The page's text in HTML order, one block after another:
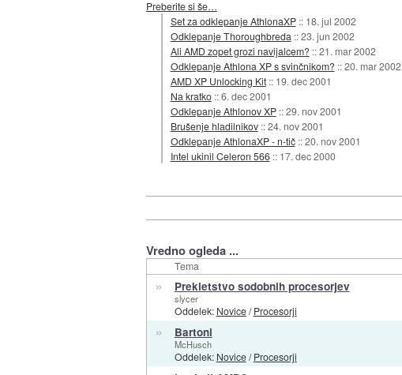
Preberite si še…
Set za odklepanje AthlonaXP :: 18. jul 2002
Odklepanje Thoroughbreda ::23. jun 2002
Ali AMD zopet grozi navijalcem? ::21. mar 2002
Odklepanje Athlona XP s svinčnikom? ::20. mar 2002
AMD XP Unlocking Kit :: 19. dec 2001
Na kratko ::6. dec 2001
Odklepanje Athlonov XP ::29. nov 2001
Brušenje hladilnikov ::24. nov 2001
Odklepanje AthlonaXP - n-tič ::20. nov 2001
Intel ukinil Celeron 566 :: 17. dec 2000
Vredno ogleda ...
Tema
» Prekletstvo sodobnih procesorjev
slycer
Oddelek: Novice/Procesorji
» Bartoni
McHusch
Oddelek: Novice/Procesorji